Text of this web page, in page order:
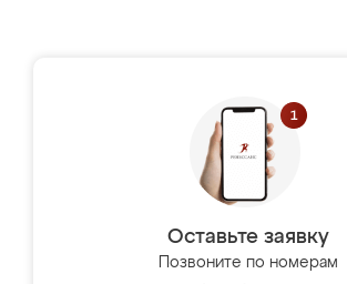
Оставьте заявку
Позвоните по номерам